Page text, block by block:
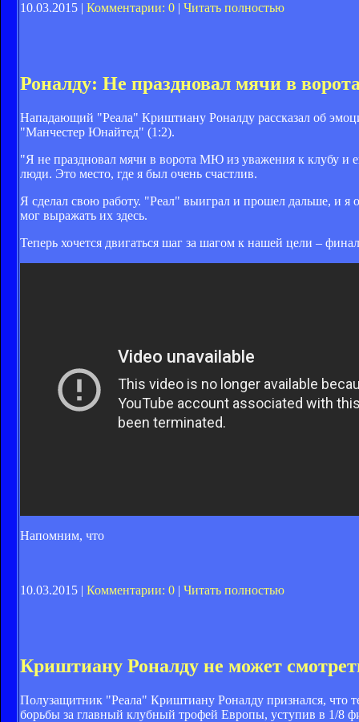
10.03.2015 | Комментарии: 0 | Читать полностью
Роналду: Не праздновал мячи в
Нападающий "Реала" Криштиану Роналду рассказал об
"Манчестер Юнайтед" (1:2).
"Я не праздновал мячи в ворота МЮ из уважения к клубу и
люди. Это место, где я был очень счастлив.
Я сделал свою работу. "Реал" выиграл и прошел дальше, и
мог выражать их здесь.
Теперь хочется двигаться шаг за шагом к нашей цели –
Напомним, что
10.03.2015 | Комментарии: 0 | Читать полностью
Криштиану Роналду не может
Полузащитник "Реала" Криштиану Роналду признался, что
борьбы за главный клубный трофей Европы, уступив в 1/